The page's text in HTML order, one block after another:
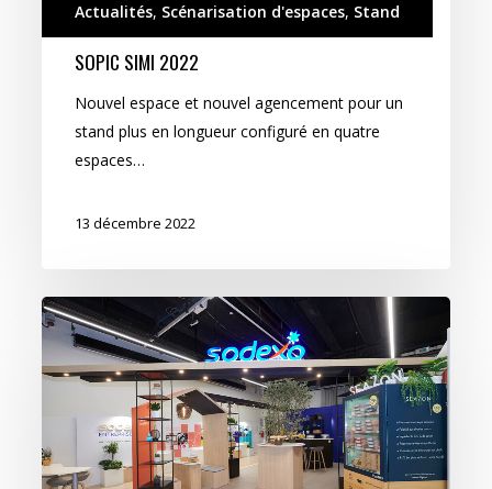
Actualités, Scénarisation d'espaces, Stand
SOPIC SIMI 2022
Nouvel espace et nouvel agencement pour un
stand plus en longueur configuré en quatre
espaces…
13 décembre 2022
Sodexo
SIMI
2022